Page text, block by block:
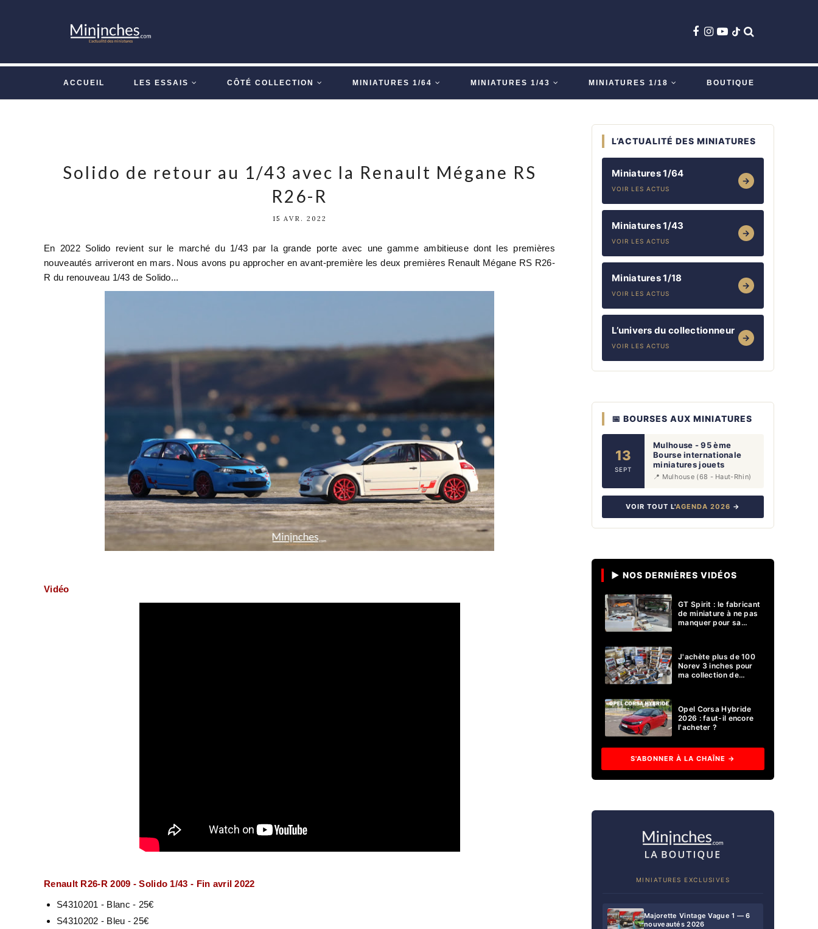
ACCUEIL LES ESSAIS CÔTÉ COLLECTION MINIATURES 1/64 MINIATURES 1/43 MINIATURES 1/18 BOUTIQUE
Solido de retour au 1/43 avec la Renault Mégane RS
R26-R
15 AVR. 2022
En 2022 Solido revient sur le marché du 1/43 par la grande porte avec une gamme ambitieuse dont les premières
nouveautés arriveront en mars. Nous avons pu approcher en avant-première les deux premières Renault Mégane RS R26-
R du renouveau 1/43 de Solido...
Vidéo
Renault R26-R 2009 - Solido 1/43 - Fin avril 2022
S4310201 - Blanc - 25€
S4310202 - Bleu - 25€
L’ACTUALITÉ DES MINIATURES
Miniatures 1/64
VOIR LES ACTUS
→
Miniatures 1/43
VOIR LES ACTUS
→
Miniatures 1/18
VOIR LES ACTUS
→
L’univers du collectionneur
VOIR LES ACTUS
→
📅 BOURSES AUX MINIATURES
13
SEPT
Mulhouse - 95 ème
Bourse internationale
miniatures jouets
📍 Mulhouse (68 - Haut-Rhin)
VOIR TOUT L'AGENDA 2026 →
▶ NOS DERNIÈRES VIDÉOS
GT Spirit : le fabricant
de miniature à ne pas
manquer pour sa
J'achète plus de 100
Norev 3 inches pour
ma collection de
Opel Corsa Hybride
2026 : faut-il encore
l'acheter ?
S'ABONNER À LA CHAÎNE →
MINIATURES EXCLUSIVES
Majorette Vintage Vague 1 — 6
nouveautés 2026